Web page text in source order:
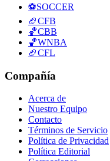
⚽SOCCER
🏈CFB
🏀CBB
🏀WNBA
🏈CFL
Compañía
Acerca de
Nuestro Equipo
Contacto
Términos de Servicio
Política de Privacidad
Política Editorial